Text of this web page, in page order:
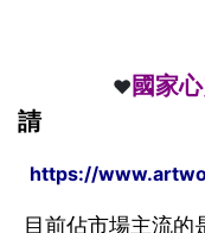
❤️ 國家
請
https://
目前佔市場主流的